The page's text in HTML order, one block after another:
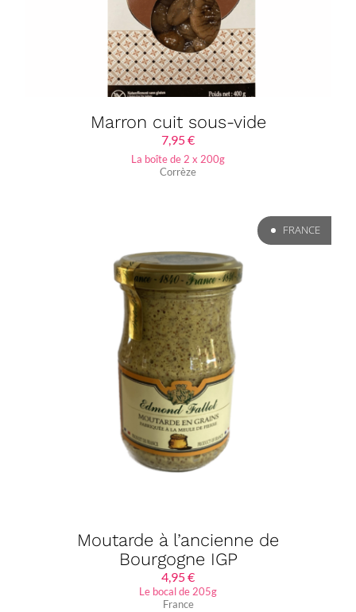
Marron cuit sous-vide
7,95€
La boîte de 2 x 200g
Corrèze
FRANCE
Moutarde à l’ancienne de
Bourgogne IGP
4,95€
Le bocal de 205g
France